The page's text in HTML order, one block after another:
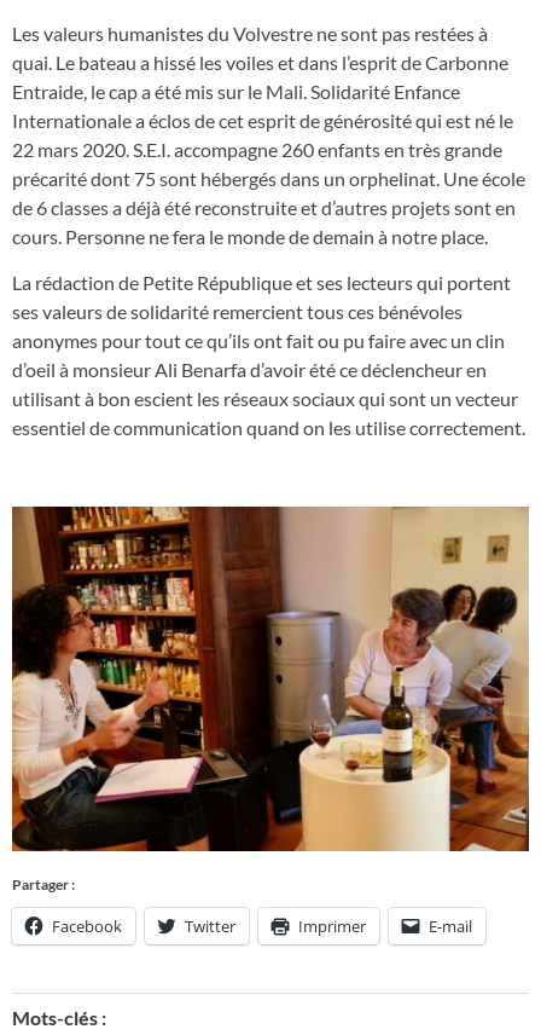
Les valeurs humanistes du Volvestre ne sont pas restées à
quai. Le bateau a hissé les voiles et dans l’esprit de Carbonne
Entraide, le cap a été mis sur le Mali. Solidarité Enfance
Internationale a éclos de cet esprit de générosité qui est né le
22 mars 2020. S.E.I. accompagne 260 enfants en très grande
précarité dont 75 sont hébergés dans un orphelinat. Une école
de 6 classes a déjà été reconstruite et d’autres projets sont en
cours. Personne ne fera le monde de demain à notre place.
La rédaction de Petite République et ses lecteurs qui portent
ses valeurs de solidarité remercient tous ces bénévoles
anonymes pour tout ce qu’ils ont fait ou pu faire avec un clin
d’oeil à monsieur Ali Benarfa d’avoir été ce déclencheur en
utilisant à bon escient les réseaux sociaux qui sont un vecteur
essentiel de communication quand on les utilise correctement.
Partager :
Facebook Twitter Imprimer E-mail
Mots-clés :